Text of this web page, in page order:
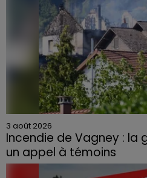
3 août 2026
Incendie de Vagney : la
un appel à témoins
Le feu, parti d'une haie